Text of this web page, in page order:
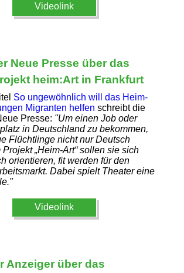
Videolink
Neue Presse über das
heim:Art in Frankfurt
So ungewöhnlich will das Heim-
Migranten helfen schreibt die
Presse: "Um einen Job oder
in Deutschland zu bekommen,
Flüchtlinge nicht nur Deutsch
„Heim-Art“ sollen sie sich
orientieren, fit werden für den
Dabei spielt Theater eine
Videolink
Anzeiger über das